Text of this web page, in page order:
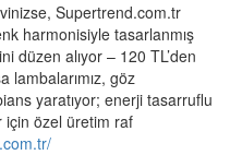
Supertrend.com.tr
harmonisiyle tasarlanmış
düzen alıyor – 120 TL’den
lambalarımız, göz
yaratıyor; enerji tasarruflu
için özel üretim raf